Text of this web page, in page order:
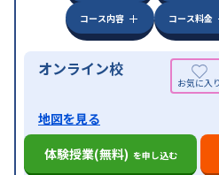
コース内容
コース料金
オンライン校
地図を見る
体験授業(無料) を申し込む